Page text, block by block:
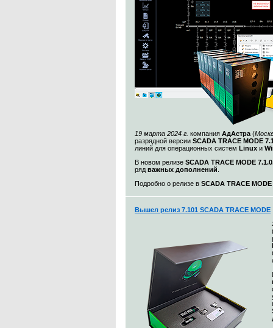
19 марта 2024 г. компания АдАстра (
разрядной версии SCADA TRACE MODE
линий для операционных систем Linux и
В новом релизе SCADA TRACE MODE
ряд важных дополнений
Подробно о релизе в SCADA TRACE MODE
Вышел релиз 7.101 SCADA TRACE MODE